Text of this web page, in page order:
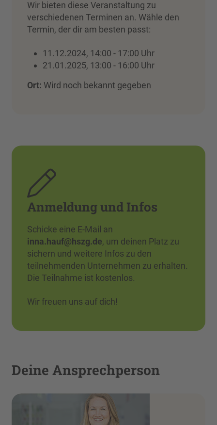
Wir bieten diese Veranstaltung zu
verschiedenen Terminen an. Wähle den
Termin, der dir am besten passt:
11.12.2024, 14:00 - 17:00 Uhr
21.01.2025, 13:00 - 16:00 Uhr
Ort: Wird noch bekannt gegeben
Anmeldung und Infos
Schicke eine E-Mail an
inna.hauf@hszg.de, um deinen Platz zu
sichern und weitere Infos zu den
teilnehmenden Unternehmen zu erhalten.
Die Teilnahme ist kostenlos.
Wir freuen uns auf dich!
Deine Ansprechperson